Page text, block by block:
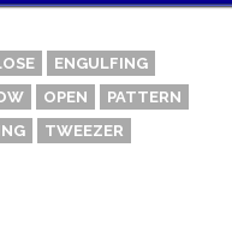
ENGULFING
OPEN
PATTERN
TWEEZER